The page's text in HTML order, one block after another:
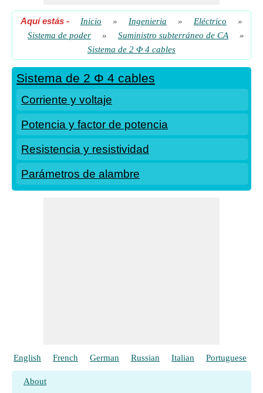
Aquí estás - Inicio » Ingenieria » Eléctrico
»
Sistema de poder
» Suministro subterráneo de CA
»
Sistema de 2 Φ 4 cables
Sistema de 2 Φ 4 cables
Corriente y voltaje
Potencia y factor de potencia
Resistencia y resistividad
Parámetros de alambre
English French German Russian Italian Portuguese
About